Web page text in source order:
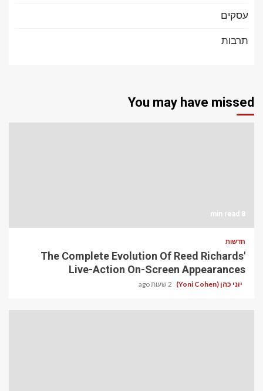
עסקים
תרבות
You may have missed
8 min read
חדשות
The Complete Evolution Of Reed Richards'
Live-Action On-Screen Appearances
יוני כהן (Yoni Cohen) 2 שעות ago